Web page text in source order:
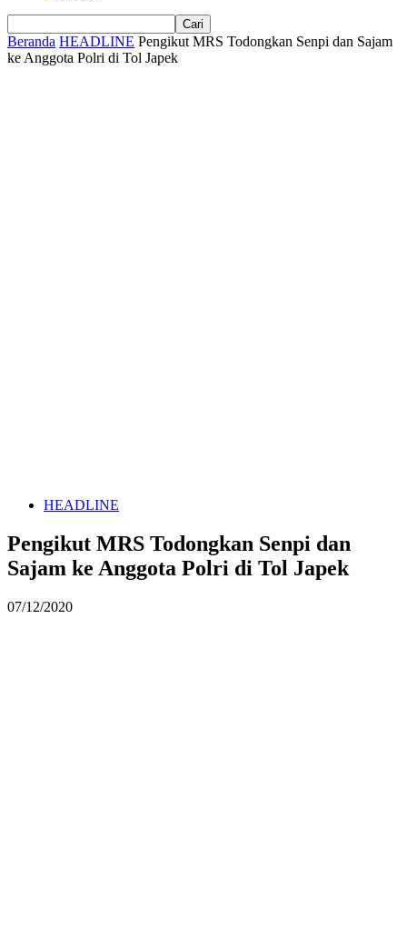
Beranda HEADLINE Pengikut MRS Todongkan Senpi dan Sajam
ke Anggota Polri di Tol Japek
HEADLINE
Pengikut MRS Todongkan Senpi dan
Sajam ke Anggota Polri di Tol Japek
07/12/2020